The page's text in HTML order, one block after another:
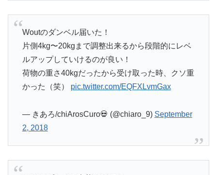
Woutのダンベル届いた！
片側4kg〜20kgまで調整出来るから段階的にレベ
ルアップしていけるのが良い！
荷物の重さ40kgだったから受け取った時、クソ重
かった（笑） pic.twitter.com/EQFXLvmGax
— きあろ/chiArosCuro💀 (@chiaro_9) September
2, 2018